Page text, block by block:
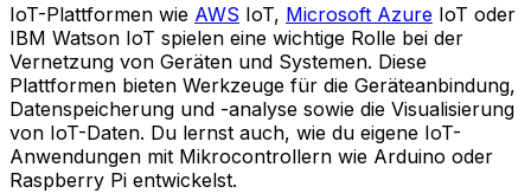
IoT-Plattformen wie AWS IoT, Microsoft Azure IoT oder
IBM Watson IoT spielen eine wichtige Rolle bei der
Vernetzung von Geräten und Systemen. Diese
Plattformen bieten Werkzeuge für die Geräteanbindung,
Datenspeicherung und -analyse sowie die Visualisierung
von IoT-Daten. Du lernst auch, wie du eigene IoT-
Anwendungen mit Mikrocontrollern wie Arduino oder
Raspberry Pi entwickelst.